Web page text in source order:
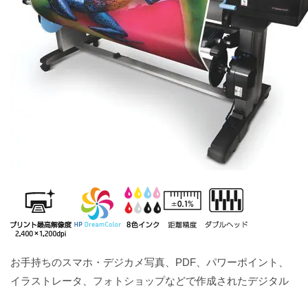
お手持ちのスマホ・デジカメ写真、PDF、パワーポイント、
イラストレータ、フォトショップなどで作成されたデジタル